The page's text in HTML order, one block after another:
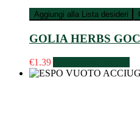
Aggiungi alla Lista desideri
GOLIA HERBS
€1.39